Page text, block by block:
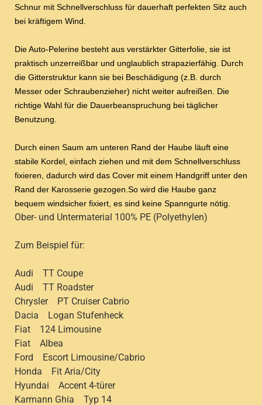
Schnur mit Schnellverschluss für dauerhaft perfekten Sitz auch
bei kräftigem Wind.
Die Auto-Pelerine besteht aus verstärkter Gitterfolie, sie ist
praktisch unzerreißbar und unglaublich strapazierfähig. Durch
die Gitterstruktur kann sie bei Beschädigung (z.B. durch
Messer oder Schraubenzieher) nicht weiter aufreißen. Die
richtige Wahl für die Dauerbeanspruchung bei täglicher
Benutzung.
Durch einen Saum am unteren Rand der Haube läuft eine
stabile Kordel, einfach ziehen und mit dem Schnellverschluss
fixieren, dadurch wird das Cover mit einem Handgriff unter den
Rand der Karosserie gezogen.So wird die Haube ganz
bequem windsicher fixiert, es sind keine Spanngurte nötig.
Ober- und Untermaterial 100% PE (Polyethylen)
Zum Beispiel für:
Audi TT Coupe
Audi TT Roadster
Chrysler PT Cruiser Cabrio
Dacia Logan Stufenheck
Fiat 124 Limousine
Fiat Albea
Ford Escort Limousine/Cabrio
Honda Fit Aria/City
Hyundai Accent 4-türer
Karmann Ghia Typ 14